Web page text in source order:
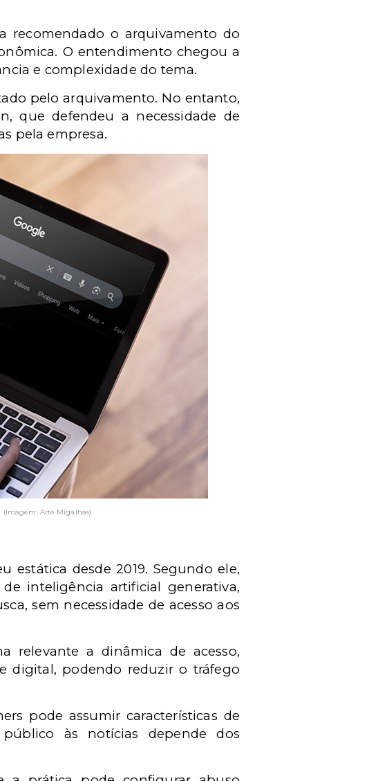
recomendado o arquivamento do
O entendimento chegou a
e complexidade do tema.
pelo arquivamento. No entanto,
que defendeu a necessidade de
pela empresa.
(Imagem: Arte Migalhas)
estática desde 2019. Segundo ele,
inteligência artificial generativa,
sem necessidade de acesso aos
relevante a dinâmica de acesso,
digital, podendo reduzir o tráfego
pode assumir características de
às notícias depende dos